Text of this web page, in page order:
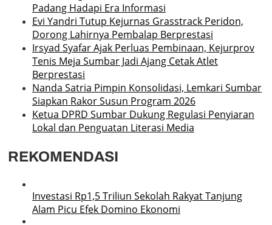
Padang Hadapi Era Informasi
Evi Yandri Tutup Kejurnas Grasstrack Peridon,
Dorong Lahirnya Pembalap Berprestasi
Irsyad Syafar Ajak Perluas Pembinaan, Kejurprov
Tenis Meja Sumbar Jadi Ajang Cetak Atlet
Berprestasi
Nanda Satria Pimpin Konsolidasi, Lemkari Sumbar
Siapkan Rakor Susun Program 2026
Ketua DPRD Sumbar Dukung Regulasi Penyiaran
Lokal dan Penguatan Literasi Media
REKOMENDASI
Investasi Rp1,5 Triliun Sekolah Rakyat Tanjung
Alam Picu Efek Domino Ekonomi